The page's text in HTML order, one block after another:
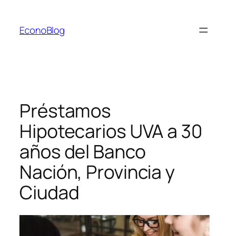
contenido
EconoBlog
Préstamos
Hipotecarios UVA a 30
años del Banco
Nación, Provincia y
Ciudad